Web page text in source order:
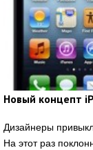
Новый концепт
Дизайнеры
На этот раз